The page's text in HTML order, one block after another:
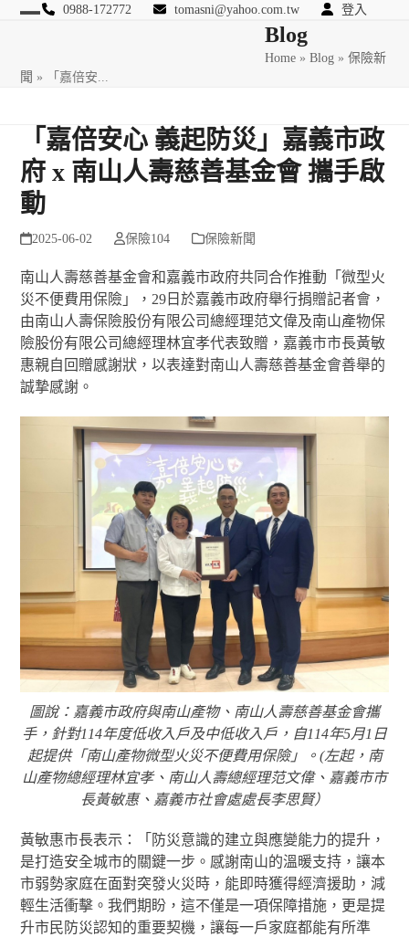
Skip
0988-172772 tomasni@yahoo.com.tw 登入
匯豐國際風險管理顧問Blog
Home »Blog »保險新
聞 » 「嘉倍安...
「嘉倍安心 義起防災」嘉義市政
府 x 南山人壽慈善基金會 攜手啟
動
2025-06-02 保險104 保險新聞
南山人壽慈善基金會和嘉義市政府共同合作推動「微型火
災不便費用保險」，29日於嘉義市政府舉行捐贈記者會，
由南山人壽保險股份有限公司總經理范文偉及南山產物保
險股份有限公司總經理林宜孝代表致贈，嘉義市市長黃敏
惠親自回贈感謝狀，以表達對南山人壽慈善基金會善舉的
誠摯感謝。
圖說：嘉義市政府與南山產物、南山人壽慈善基金會攜
手，針對114年度低收入戶及中低收入戶，自114年5月1日
起提供「南山產物微型火災不便費用保險」。(左起，南
山產物總經理林宜孝、南山人壽總經理范文偉、嘉義市市
長黃敏惠、嘉義市社會處處長李思賢）
黃敏惠市長表示：「防災意識的建立與應變能力的提升，
是打造安全城市的關鍵一步。感謝南山的溫暖支持，讓本
市弱勢家庭在面對突發火災時，能即時獲得經濟援助，減
輕生活衝擊。我們期盼，這不僅是一項保障措施，更是提
升市民防災認知的重要契機，讓每一戶家庭都能有所準